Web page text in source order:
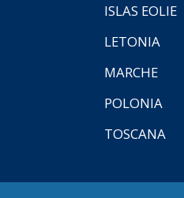
ISLAS EOLIE
LETONIA
MARCHE
POLONIA
TOSCANA